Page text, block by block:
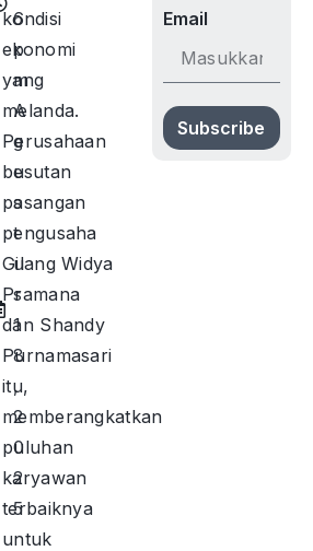
6
p
m
A
g
u
s
t
u
s
1
8
,
2
0
2
5
kondisi
ekonomi
yang
melanda.
Perusahaan
besutan
pasangan
pengusaha
Gilang Widya
Pramana
dan Shandy
Purnamasari
itu,
memberangkatkan
puluhan
karyawan
terbaiknya
untuk
Email
Subscribe